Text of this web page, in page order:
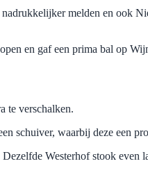
melden en ook
en gaf een prima bal op
te verschalken.
schuiver, waarbij deze een
Westerhof stook even